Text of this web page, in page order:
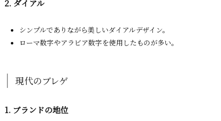
2. ダイアル
シンプルでありながら美しいダイアルデザイン。
ローマ数字やアラビア数字を使用したものが多い。
現代のブレゲ
1. ブランドの地位